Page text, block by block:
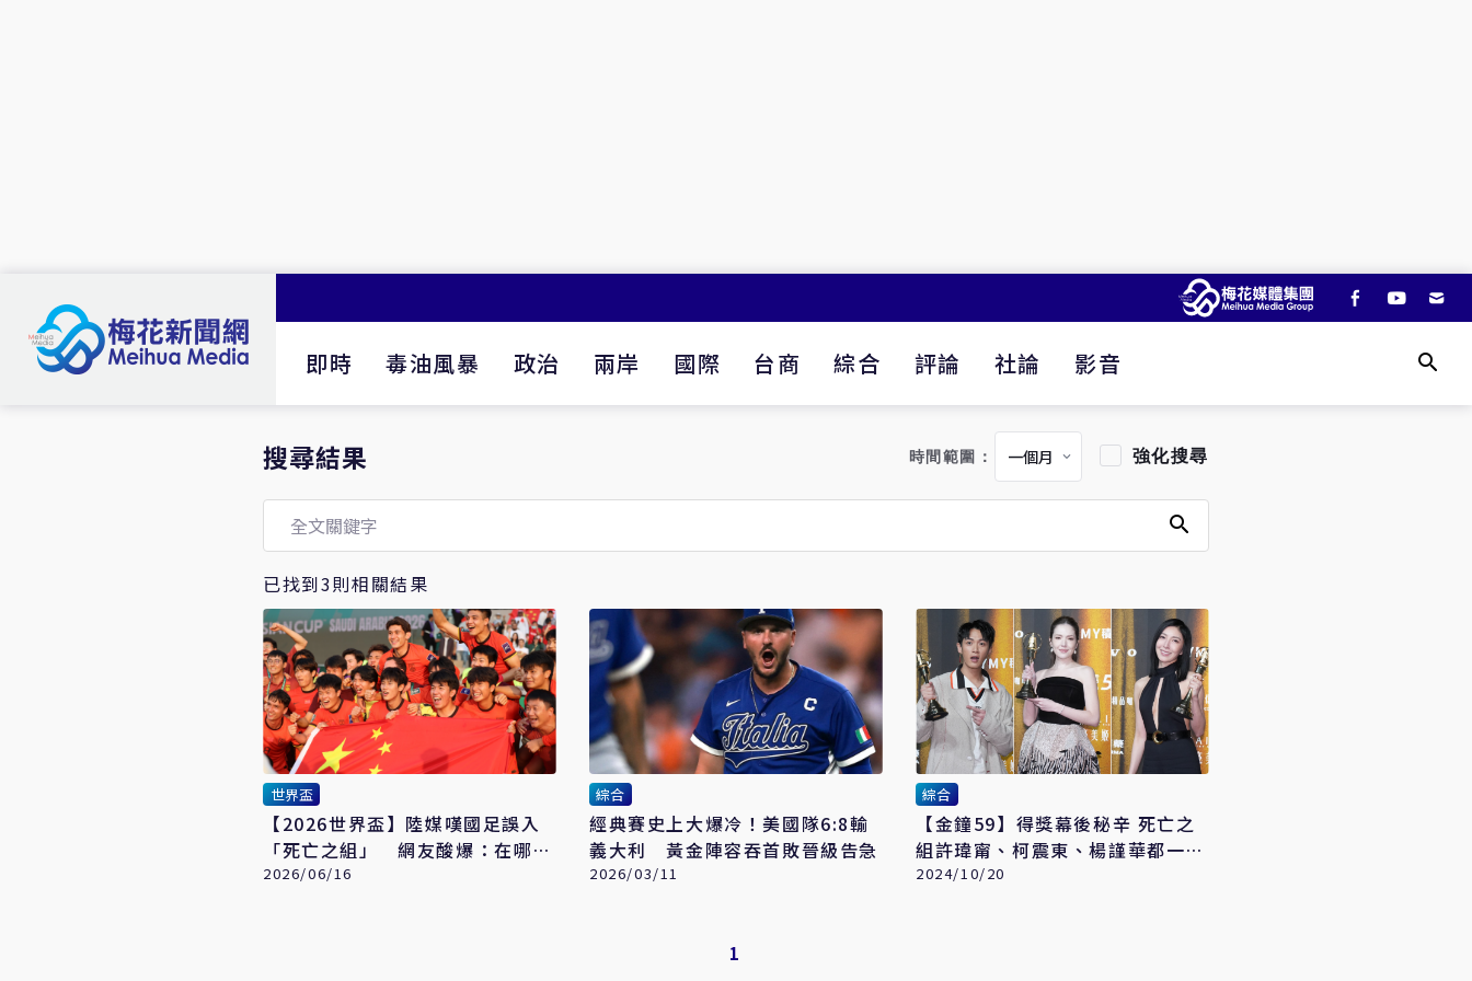
即時 毒油風暴 政治 兩岸 國際 台商 綜合 評論 社論 影音
搜尋結果 時間範圍： 強化搜尋
已找到3則相關結果
世界盃
【2026世界盃】陸媒嘆國足誤入
「死亡之組」 網友酸爆：在哪組
能不死亡？
2026/06/16
綜合
經典賽史上大爆冷！美國隊6:8輸
義大利 黃金陣容吞首敗晉級告急
2026/03/11
綜合
【金鐘59】得獎幕後秘辛 死亡之
組許瑋甯、柯震東、楊謹華都一票
險勝
2024/10/20
1